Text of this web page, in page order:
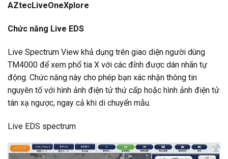
AZtecLiveOneXplore
Chức năng Live EDS
Live Spectrum View khả dụng trên giao diện người dùng
TM4000 để xem phổ tia X với các đỉnh được dán nhãn tự
động. Chức năng này cho phép bạn xác nhận thông tin
nguyên tố với hình ảnh điện tử thứ cấp hoặc hình ảnh điện tử
tán xạ ngược, ngay cả khi di chuyển mẫu.
Live EDS spectrum